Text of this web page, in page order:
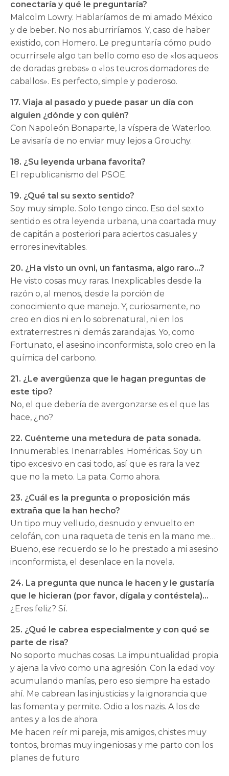
conectaría y qué le preguntaría?
Malcolm Lowry. Hablaríamos de mi amado México
y de beber. No nos aburriríamos. Y, caso de haber
existido, con Homero. Le preguntaría cómo pudo
ocurrírsele algo tan bello como eso de «los aqueos
de doradas grebas» o «los teucros domadores de
caballos». Es perfecto, simple y poderoso.
17. Viaja al pasado y puede pasar un día con
alguien ¿dónde y con quién?
Con Napoleón Bonaparte, la víspera de Waterloo.
Le avisaría de no enviar muy lejos a Grouchy.
18. ¿Su leyenda urbana favorita?
El republicanismo del PSOE.
19. ¿Qué tal su sexto sentido?
Soy muy simple. Solo tengo cinco. Eso del sexto
sentido es otra leyenda urbana, una coartada muy
de capitán a posteriori para aciertos casuales y
errores inevitables.
20. ¿Ha visto un ovni, un fantasma, algo raro…?
He visto cosas muy raras. Inexplicables desde la
razón o, al menos, desde la porción de
conocimiento que manejo. Y, curiosamente, no
creo en dios ni en lo sobrenatural, ni en los
extraterrestres ni demás zarandajas. Yo, como
Fortunato, el asesino inconformista, solo creo en la
química del carbono.
21. ¿Le avergüenza que le hagan preguntas de
este tipo?
No, el que debería de avergonzarse es el que las
hace, ¿no?
22. Cuénteme una metedura de pata sonada.
Innumerables. Inenarrables. Homéricas. Soy un
tipo excesivo en casi todo, así que es rara la vez
que no la meto. La pata. Como ahora.
23. ¿Cuál es la pregunta o proposición más
extraña que la han hecho?
Un tipo muy velludo, desnudo y envuelto en
celofán, con una raqueta de tenis en la mano me…
Bueno, ese recuerdo se lo he prestado a mi asesino
inconformista, el desenlace en la novela.
24. La pregunta que nunca le hacen y le gustaría
que le hicieran (por favor, dígala y contéstela)…
¿Eres feliz? Sí.
25. ¿Qué le cabrea especialmente y con qué se
parte de risa?
No soporto muchas cosas. La impuntualidad propia
y ajena la vivo como una agresión. Con la edad voy
acumulando manías, pero eso siempre ha estado
ahí. Me cabrean las injusticias y la ignorancia que
las fomenta y permite. Odio a los nazis. A los de
antes y a los de ahora.
Me hacen reír mi pareja, mis amigos, chistes muy
tontos, bromas muy ingeniosas y me parto con los
planes de futuro